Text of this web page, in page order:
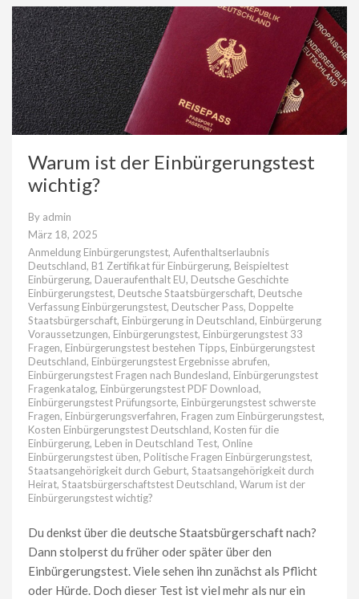
Warum ist der Einbürgerungstest
wichtig?
By admin
März 18, 2025
Anmeldung Einbürgerungstest, Aufenthaltserlaubnis
Deutschland, B1 Zertifikat für Einbürgerung, Beispieltest
Einbürgerung, Daueraufenthalt EU, Deutsche Geschichte
Einbürgerungstest, Deutsche Staatsbürgerschaft, Deutsche
Verfassung Einbürgerungstest, Deutscher Pass, Doppelte
Staatsbürgerschaft, Einbürgerung in Deutschland, Einbürgerung
Voraussetzungen, Einbürgerungstest, Einbürgerungstest 33
Fragen, Einbürgerungstest bestehen Tipps, Einbürgerungstest
Deutschland, Einbürgerungstest Ergebnisse abrufen,
Einbürgerungstest Fragen nach Bundesland, Einbürgerungstest
Fragenkatalog, Einbürgerungstest PDF Download,
Einbürgerungstest Prüfungsorte, Einbürgerungstest schwerste
Fragen, Einbürgerungsverfahren, Fragen zum Einbürgerungstest,
Kosten Einbürgerungstest Deutschland, Kosten für die
Einbürgerung, Leben in Deutschland Test, Online
Einbürgerungstest üben, Politische Fragen Einbürgerungstest,
Staatsangehörigkeit durch Geburt, Staatsangehörigkeit durch
Heirat, Staatsbürgerschaftstest Deutschland, Warum ist der
Einbürgerungstest wichtig?
Du denkst über die deutsche Staatsbürgerschaft nach?
Dann stolperst du früher oder später über den
Einbürgerungstest. Viele sehen ihn zunächst als Pflicht
oder Hürde. Doch dieser Test ist viel mehr als nur ein